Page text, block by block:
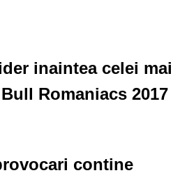
inaintea celei mai
Romaniacs 2017
contine